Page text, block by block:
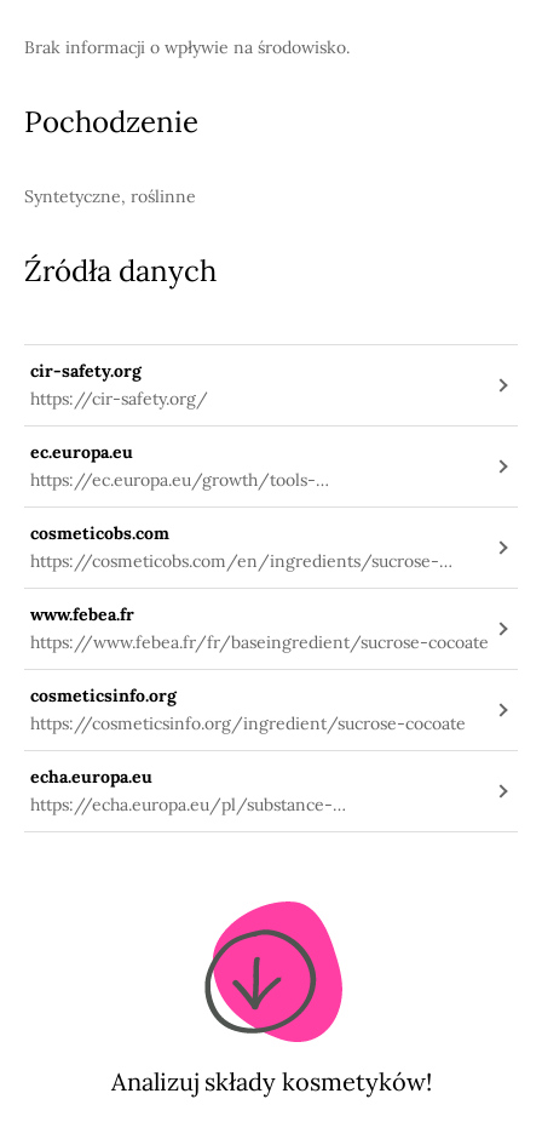
Brak informacji o wpływie na środowisko.
Pochodzenie
Syntetyczne, roślinne
Źródła danych
cir-safety.org
https://cir-safety.org/
ec.europa.eu
https://ec.europa.eu/growth/tools-
databases/cosing/index.cfm?
fuseaction=search.details_v2&id=38382
cosmeticobs.com
https://cosmeticobs.com/en/ingredients/sucrose-
cocoate-253
www.febea.fr
https://www.febea.fr/fr/baseingredient/sucrose-cocoate
cosmeticsinfo.org
https://cosmeticsinfo.org/ingredient/sucrose-cocoate
echa.europa.eu
https://echa.europa.eu/pl/substance-
information/-/substanceinfo/100.084.508
Analizuj składy kosmetyków!